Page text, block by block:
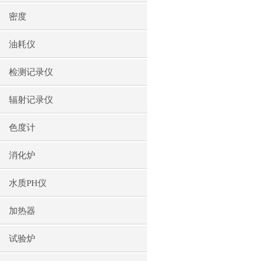
密度
油耗仪
检测记录仪
辐射记录仪
色度计
消化炉
水质PH仪
加热器
试验炉